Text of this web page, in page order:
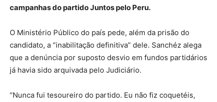
campanhas do partido Juntos pelo Peru.
O Ministério Público do país pede, além da prisão do
candidato, a “inabilitação definitiva” dele. Sanchéz alega
que a denúncia por suposto desvio em fundos partidários
já havia sido arquivada pelo Judiciário.
“Nunca fui tesoureiro do partido. Eu não fiz coquetéis,